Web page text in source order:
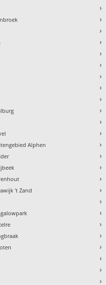
Alphen
't Zand
›
›
›
›
›
›
›
›
›
›
›
›
›
›
›
›
›
›
›
›
›
›
›
›
›